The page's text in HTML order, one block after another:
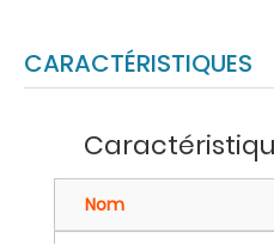
CARACTÉRISTIQUES
Nom